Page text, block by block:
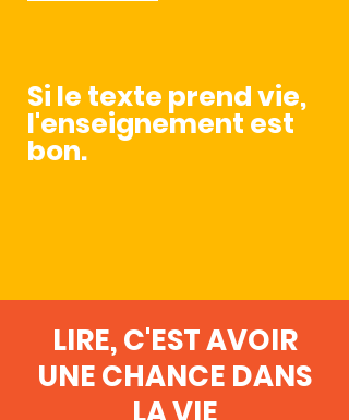
Si le texte prend vie,
l'enseignement est
bon.
LIRE, C'EST AVOIR
UNE CHANCE DANS